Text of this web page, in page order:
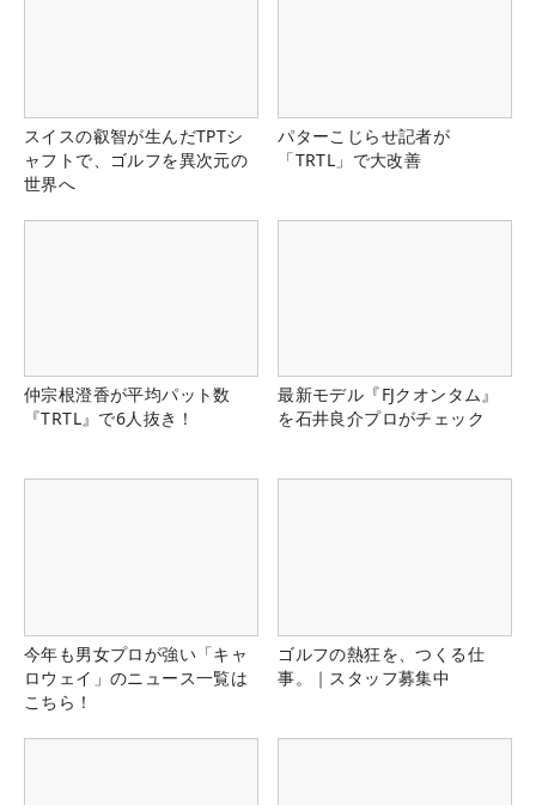
スイスの叡智が生んだTPTシ
ャフトで、ゴルフを異次元の
世界へ
パターこじらせ記者が
「TRTL」で大改善
仲宗根澄香が平均パット数
『TRTL』で6人抜き！
最新モデル『FJクオンタム』
を石井良介プロがチェック
今年も男女プロが強い「キャ
ロウェイ」のニュース一覧は
こちら！
ゴルフの熱狂を、つくる仕
事。｜スタッフ募集中